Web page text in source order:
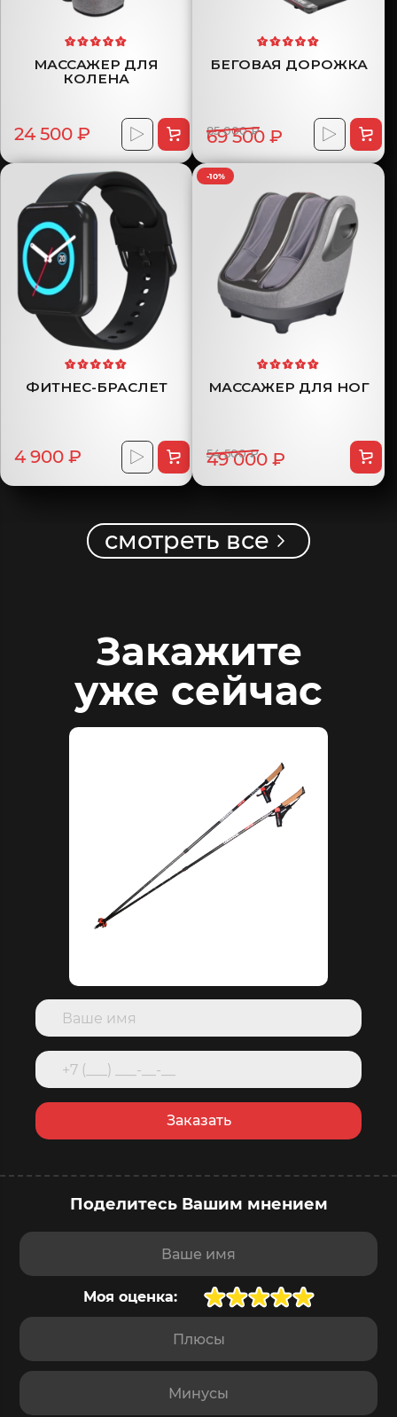
МАССАЖЕР ДЛЯ
КОЛЕНА
24 500 ₽
БЕГОВАЯ ДОРОЖКА
85 000 ₽
69 500 ₽
ФИТНЕС-БРАСЛЕТ
4 900 ₽
-10%
МАССАЖЕР ДЛЯ НОГ
54 500 ₽
49 000 ₽
смотреть все
Закажите
уже сейчас
Заказать
Поделитесь Вашим мнением
Моя оценка:
Ваше имя
Плюсы
Минусы